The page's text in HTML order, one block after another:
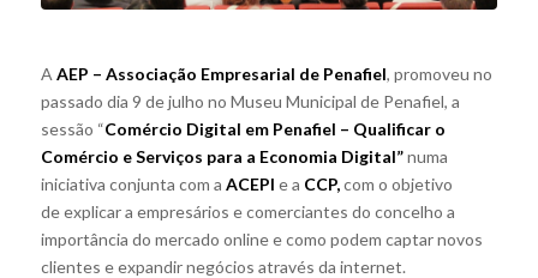
A AEP – Associação Empresarial de Penafiel, promoveu no
passado dia 9 de julho no Museu Municipal de Penafiel, a
sessão “Comércio Digital em Penafiel – Qualificar o
Comércio e Serviços para a Economia Digital”numa
iniciativa conjunta com a ACEPI e a CCP,com o objetivo
de explicar a empresários e comerciantes do concelho a
importância do mercado online e como podem captar novos
clientes e expandir negócios através da internet.